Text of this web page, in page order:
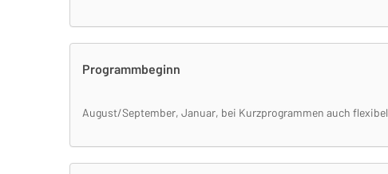
Programmbeginn
August/September, Januar, bei Kurzprogrammen auch flexibel